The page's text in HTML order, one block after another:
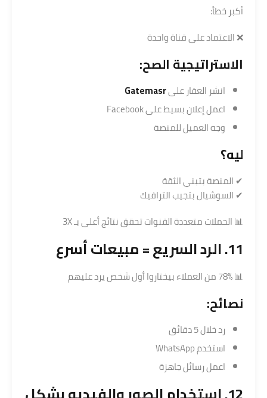
أكبر خطأ:
❌ الاعتماد على قناة واحدة
الاستراتيجية الصح:
انشر العقار علىGatemasr
اعمل إعلان بسيط على Facebook
وجه العميل للمنصة
ليه؟
✔ المنصة بتبني الثقة
✔ السوشيال بتجيب الترافيك
📊 الحملات متعددة القنوات تحقق نتائج أعلى بـ 3X
11. الرد السريع = مبيعات أسرع
📊 78% من العملاء بيختاروا أول شخص يرد عليهم
نصائح:
رد خلال 5 دقائق
استخدم WhatsApp
اعمل رسائل جاهزة